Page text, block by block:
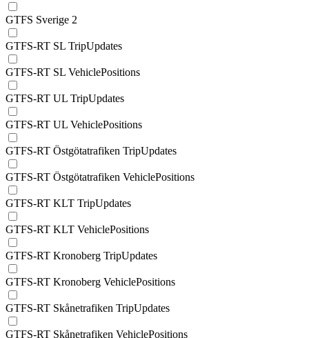
GTFS Sverige 2
GTFS-RT SL TripUpdates
GTFS-RT SL VehiclePositions
GTFS-RT UL TripUpdates
GTFS-RT UL VehiclePositions
GTFS-RT Östgötatrafiken TripUpdates
GTFS-RT Östgötatrafiken VehiclePositions
GTFS-RT KLT TripUpdates
GTFS-RT KLT VehiclePositions
GTFS-RT Kronoberg TripUpdates
GTFS-RT Kronoberg VehiclePositions
GTFS-RT Skånetrafiken TripUpdates
GTFS-RT Skånetrafiken VehiclePositions